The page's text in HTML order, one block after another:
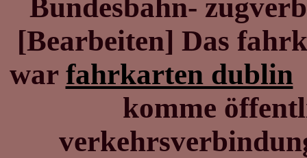
Bundesbahn-
[Bearbeiten] Das
war fahrkarten dublin
komme